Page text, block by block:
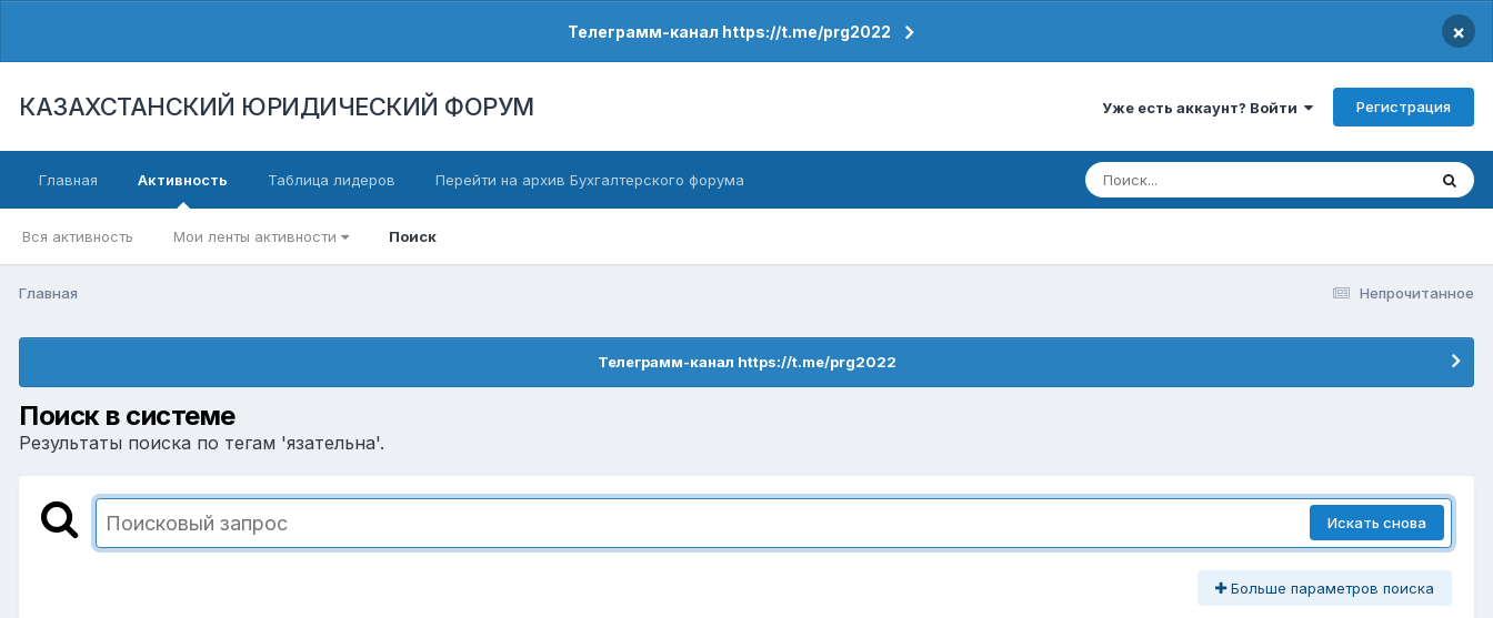
Телеграмм-канал https://t.me/prg2022 ×
КАЗАХСТАНСКИЙ ЮРИДИЧЕСКИЙ ФОРУМ Уже есть аккаунт? Войти Регистрация
Главная Активность
Вся активность Мои ленты активности Поиск
Таблица лидеров Перейти на архив Бухгалтерского форума
Непрочитанное
Главная
Телеграмм-канал https://t.me/prg2022
Поиск в системе
Результаты поиска по тегам 'язательна'.
Искать снова
Больше параметров поиска